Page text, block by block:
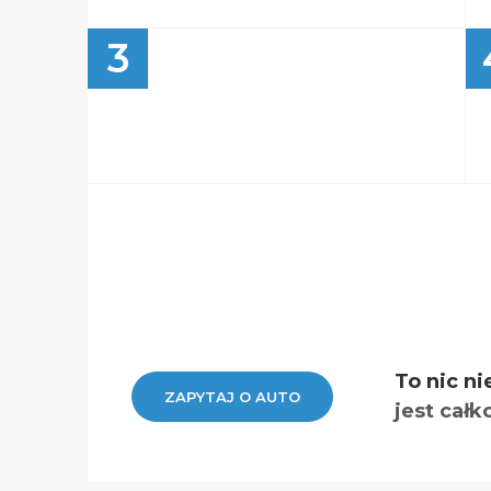
3
ZAPYTAJ O AUTO
To nic
jest